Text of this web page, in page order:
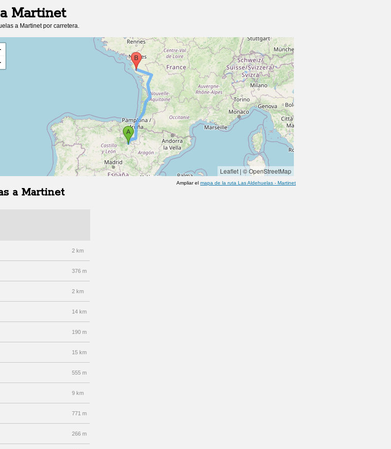
a Martinet
a Martinetpor carretera.
Leaflet | © OpenStreetMap
Ampliar el mapa de la ruta Las Aldehuelas - Martinet
a Martinet
2 km
376 m
2 km
14 km
190 m
15 km
555 m
9 km
771 m
266 m